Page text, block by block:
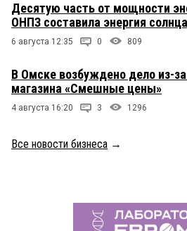
Десятую часть от мощности
ОНПЗ составила энергия
6 августа 12:35 0 809
В Омске возбуждено дело из-
магазина «Смешные цены»
4 августа 16:20 3 1296
Все новости бизнеса →